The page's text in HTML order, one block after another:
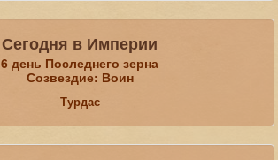
Сегодня в Империи
6 день Последнего зерна
Созвездие: Воин
Турдас